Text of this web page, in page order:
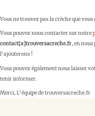
Vous ne trouvez pas la crèche que vous
Vous pouvez nous contacter sur notre
contact[a]trouversacreche.fr, en
l'ajouterons !
Vous pouvez également nous laisser
tenir informer.
Merci, L'équipe de trouversacreche.fr